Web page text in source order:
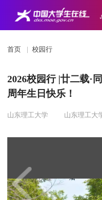
首页 校园行
2026校园行 |廿二载·
周年生日快乐！
山东理工大学 山东理工大